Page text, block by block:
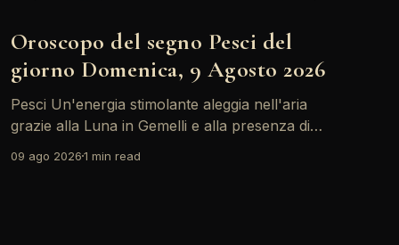
Oroscopo del segno Pesci del
giorno Domenica, 9 Agosto 2026
Pesci Un'energia stimolante aleggia nell'aria
grazie alla Luna in Gemelli e alla presenza di
comunicativi. È il momento giusto per esprimere
09 ago 20261 min read